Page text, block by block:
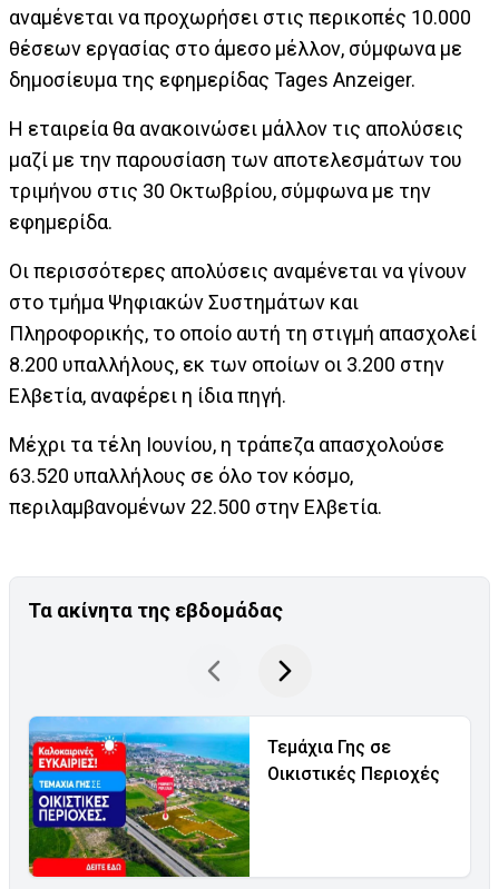
αναμένεται να προχωρήσει στις περικοπές 10.000
θέσεων εργασίας στο άμεσο μέλλον, σύμφωνα με
δημοσίευμα της εφημερίδας Tages Anzeiger.
Η εταιρεία θα ανακοινώσει μάλλον τις απολύσεις
μαζί με την παρουσίαση των αποτελεσμάτων του
τριμήνου στις 30 Οκτωβρίου, σύμφωνα με την
εφημερίδα.
Οι περισσότερες απολύσεις αναμένεται να γίνουν
στο τμήμα Ψηφιακών Συστημάτων και
Πληροφορικής, το οποίο αυτή τη στιγμή απασχολεί
8.200 υπαλλήλους, εκ των οποίων οι 3.200 στην
Ελβετία, αναφέρει η ίδια πηγή.
Μέχρι τα τέλη Ιουνίου, η τράπεζα απασχολούσε
63.520 υπαλλήλους σε όλο τον κόσμο,
περιλαμβανομένων 22.500 στην Ελβετία.
Τα ακίνητα της εβδομάδας
Τεμάχια Γης σε
Οικιστικές Περιοχές